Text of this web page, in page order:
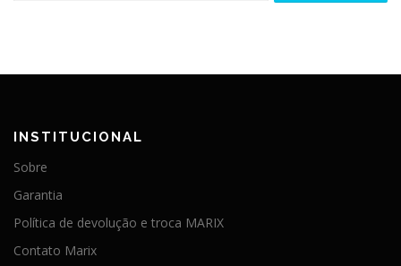
INSTITUCIONAL
Sobre
Garantia
Política de devolução e troca MARIX
Contato Marix